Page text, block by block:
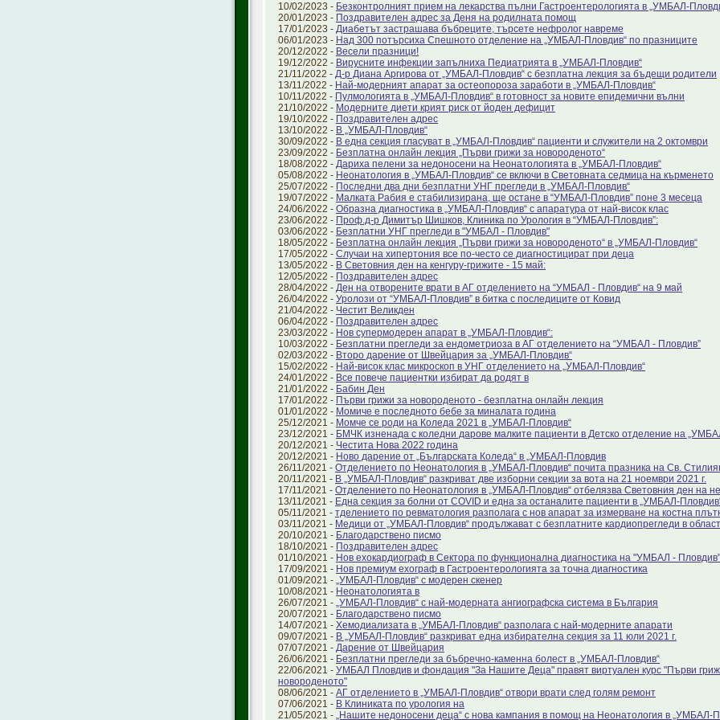
10/02/2023 - Безконтролният прием на лекарства пълни Гастроентерологията в „УМБАЛ-
20/01/2023 - Поздравителен адрес за Деня на родилната помощ
17/01/2023 - Диабетът застрашава бъбреците, търсете нефролог навреме
06/01/2023 - Над 300 потърсиха Спешното отделение на „УМБАЛ-Пловдив“ по празниците
20/12/2022 - Весели празници!
19/12/2022 - Вирусните инфекции запълниха Педиатрията в „УМБАЛ-Пловдив“
21/11/2022 - Д-р Диана Аргирова от „УМБАЛ-Пловдив“ с безплатна лекция за бъдещи родители
13/11/2022 - Най-модерният апарат за остеопороза заработи в „УМБАЛ-Пловдив“
10/11/2022 - Пулмологията в „УМБАЛ-Пловдив“ в готовност за новите епидемични вълни
21/10/2022 - Модерните диети крият риск от йоден дефицит
19/10/2022 - Поздравителен адрес
13/10/2022 - В „УМБАЛ-Пловдив“
30/09/2022 - В една секция гласуват в „УМБАЛ-Пловдив“ пациенти и служители на 2 октомври
23/09/2022 - Безплатна онлайн лекция „Първи грижи за новороденото“
18/08/2022 - Дариха пелени за недоносени на Неонатологията в „УМБАЛ-Пловдив“
05/08/2022 - Неонатология в „УМБАЛ-Пловдив“ се включи в Световната седмица на кърменето
25/07/2022 - Последни два дни безплатни УНГ прегледи в „УМБАЛ-Пловдив“
19/07/2022 - Малката Рабия е стабилизирана, ще остане в “УМБАЛ-Пловдив” поне 3 месеца
24/06/2022 - Образна диагностика в „УМБАЛ-Пловдив“ с апаратура от най-висок клас
23/06/2022 - Проф.д-р Димитър Шишков, Клиника по Урология в “УМБАЛ-Пловдив”:
03/06/2022 - Безплатни УНГ прегледи в "УМБАЛ - Пловдив"
18/05/2022 - Безплатна онлайн лекция „Първи грижи за новороденото“ в „УМБАЛ-Пловдив“
17/05/2022 - Случаи на хипертония все по-често се диагностицират при деца
13/05/2022 - В Световния ден на кенгуру-грижите - 15 май:
12/05/2022 - Поздравителен адрес
28/04/2022 - Ден на отворените врати в АГ отделението на “УМБАЛ - Пловдив“ на 9 май
26/04/2022 - Уролози от “УМБАЛ-Пловдив” в битка с последиците от Ковид
21/04/2022 - Честит Великден
06/04/2022 - Поздравителен адрес
23/03/2022 - Нов супермодерен апарат в „УМБАЛ-Пловдив“:
10/03/2022 - Безплатни прегледи за ендометриоза в АГ отделението на “УМБАЛ - Пловдив”
02/03/2022 - Второ дарение от Швейцария за „УМБАЛ-Пловдив“
15/02/2022 - Най-висок клас микроскоп в УНГ отделението на „УМБАЛ-Пловдив“
24/01/2022 - Все повече пациентки избират да родят в
21/01/2022 - Бабин Ден
17/01/2022 - Първи грижи за новороденото - безплатна онлайн лекция
01/01/2022 - Момиче е последното бебе за миналата година
25/12/2021 - Момче се роди на Коледа 2021 в „УМБАЛ-Пловдив“
23/12/2021 - БМЧК изненада с коледни дарове малките пациенти в Детско отделение на
20/12/2021 - Честита Нова 2022 година
20/12/2021 - Ново дарение от „Българската Коледа“ в „УМБАЛ-Пловдив
26/11/2021 - Отделението по Неонатология в „УМБАЛ-Пловдив“ почита празника на Св.
20/11/2021 - В „УМБАЛ-Пловдив“ разкриват две изборни секции за вота на 21 ноември 2021 г.
17/11/2021 - Отделението по Неонатология в „УМБАЛ-Пловдив“ отбелязва Световния ден на
13/11/2021 - Една секция за болни от COVID и една за останалите пациенти в „УМБАЛ-
05/11/2021 - тделението по ревматология разполага с нов апарат за измерване на костна
03/11/2021 - Медици от „УМБАЛ-Пловдив“ продължават с безплатните кардиопрегледи в
20/10/2021 - Благодарствено писмо
18/10/2021 - Поздравителен адрес
01/10/2021 - Нов ехокардиограф в Сектора по функционална диагностика на "УМБАЛ - Пловдив"
17/09/2021 - Нов премиум ехограф в Гастроентерологията за точна диагностика
01/09/2021 - „УМБАЛ-Пловдив“ с модерен скенер
10/08/2021 - Неонатологията в
26/07/2021 - „УМБАЛ-Пловдив“ с най-модерната ангиографска система в България
20/07/2021 - Благодарствено писмо
14/07/2021 - Хемодиализата в „УМБАЛ-Пловдив“ разполага с най-модерните апарати
09/07/2021 - В „УМБАЛ-Пловдив“ разкриват една избирателна секция за 11 юли 2021 г.
07/07/2021 - Дарение от Швейцария
26/06/2021 - Безплатни прегледи за бъбречно-каменна болест в „УМБАЛ-Пловдив“
22/06/2021 - УМБАЛ Пловдив и фондация "За Нашите Деца" правят виртуален курс "Първи
новороденото"
08/06/2021 - АГ отделението в „УМБАЛ-Пловдив“ отвори врати след голям ремонт
07/06/2021 - В Клиниката по урология на
21/05/2021 - „Нашите недоносени деца“ с нова кампания в помощ на Неонатология в „УМБАЛ-